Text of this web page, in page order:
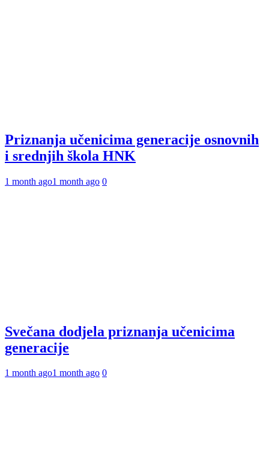
Priznanja učenicima generacije osnovnih
i srednjih škola HNK
1 month ago1 month ago 0
Svečana dodjela priznanja učenicima
generacije
1 month ago1 month ago 0